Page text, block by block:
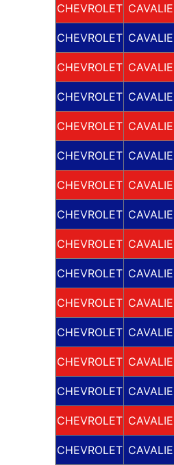
CHEVROLET
CHEVROLET
CHEVROLET
CHEVROLET
CHEVROLET
CHEVROLET
CHEVROLET
CHEVROLET
CHEVROLET
CHEVROLET
CHEVROLET
CHEVROLET
CHEVROLET
CHEVROLET
CHEVROLET
CHEVROLET